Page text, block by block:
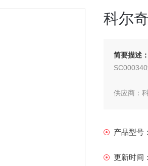
科尔
简要描述：
供应商：
科尔奇
产品型号：
更新时间：